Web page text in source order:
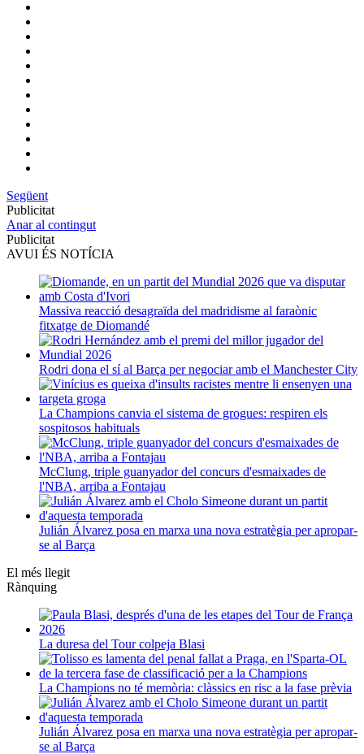
Següent
Publicitat
Anar al contingut
Publicitat
AVUI ÉS NOTÍCIA
Massiva reacció desagraïda del madridisme al faraònic
fitxatge de Diomandé
Rodri dona el sí al Barça per negociar amb el Manchester City
La Champions canvia el sistema de grogues: respiren els
sospitosos habituals
McClung, triple guanyador del concurs d'esmaixades de
l'NBA, arriba a Fontajau
Julián Álvarez posa en marxa una nova estratègia per apropar-
se al Barça
El més llegit
Rànquing
La duresa del Tour colpeja Blasi
La Champions no té memòria: clàssics en risc a la fase prèvia
Julián Álvarez posa en marxa una nova estratègia per apropar-
se al Barça